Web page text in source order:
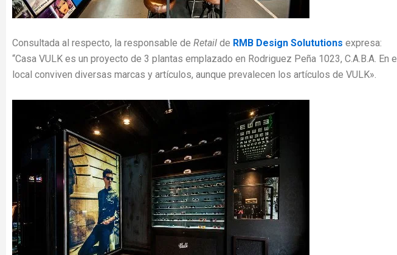
Consultada al respecto, la responsable de Retail de RMB Design Solututions expresa:
“Casa VULK es un proyecto de 3 plantas emplazado en Rodriguez Peña 1023, C.A.B.A. En el
local conviven diversas marcas y artículos, aunque prevalecen los artículos de VULK».